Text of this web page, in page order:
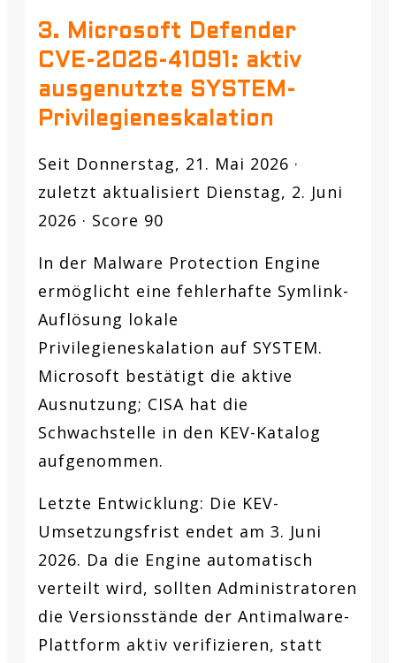
3. Microsoft Defender
CVE-2026-41091: aktiv
ausgenutzte SYSTEM-
Privilegieneskalation
Seit Donnerstag, 21. Mai 2026 ·
zuletzt aktualisiert Dienstag, 2. Juni
2026 · Score 90
In der Malware Protection Engine
ermöglicht eine fehlerhafte Symlink-
Auflösung lokale
Privilegieneskalation auf SYSTEM.
Microsoft bestätigt die aktive
Ausnutzung; CISA hat die
Schwachstelle in den KEV-Katalog
aufgenommen.
Letzte Entwicklung: Die KEV-
Umsetzungsfrist endet am 3. Juni
2026. Da die Engine automatisch
verteilt wird, sollten Administratoren
die Versionsstände der Antimalware-
Plattform aktiv verifizieren, statt